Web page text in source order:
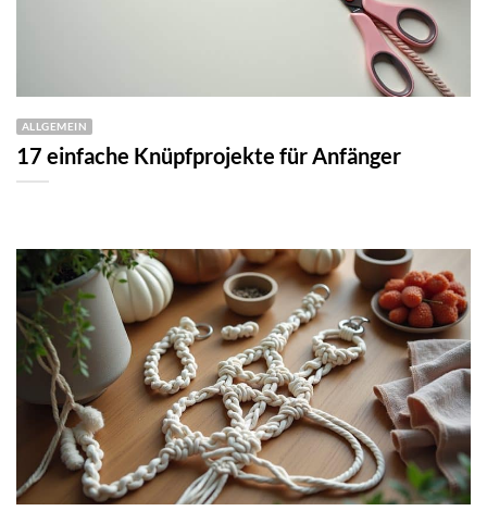
ALLGEMEIN
17 einfache Knüpfprojekte für Anfänger